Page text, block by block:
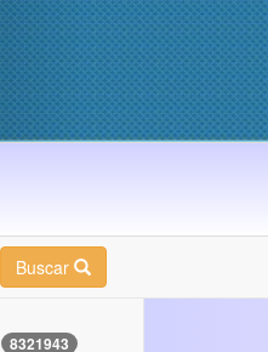
Buscar
8321943